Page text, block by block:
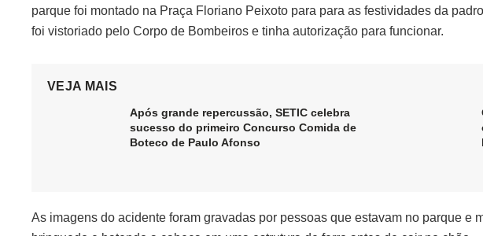
parque foi montado na Praça Floriano Peixoto para para as festividades da
foi vistoriado pelo Corpo de Bombeiros e tinha autorização para funcionar.
VEJA MAIS
Após grande repercussão, SETIC celebra
sucesso do primeiro Concurso Comida de
Boteco de Paulo Afonso
As imagens do acidente foram gravadas por pessoas que estavam no parque e